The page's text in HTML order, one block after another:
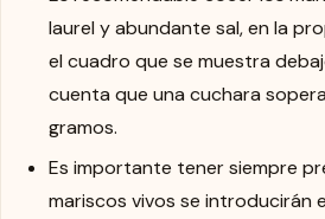
laurel y abundante sal, en la
el cuadro que se muestra
cuenta que una cuchara
gramos.
Es importante tener siempre
mariscos vivos se introducirán